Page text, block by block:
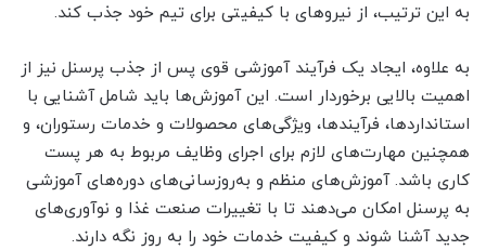
به این ترتیب، از نیروهای با کیفیتی برای تیم خود جذب کند.
به علاوه، ایجاد یک فرآیند آموزشی قوی پس از جذب پرسنل نیز از
اهمیت بالایی برخوردار است. این آموزش‌ها باید شامل آشنایی با
استانداردها، فرآیندها، ویژگی‌های محصولات و خدمات رستوران، و
همچنین مهارت‌های لازم برای اجرای وظایف مربوط به هر پست
کاری باشد. آموزش‌های منظم و به‌روزسانی‌های دوره‌های آموزشی
به پرسنل امکان می‌دهند تا با تغییرات صنعت غذا و نوآوری‌های
جدید آشنا شوند و کیفیت خدمات خود را به روز نگه دارند.